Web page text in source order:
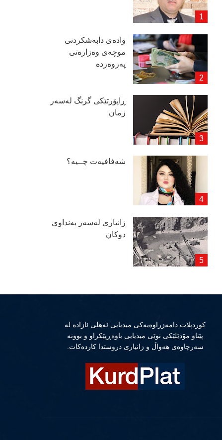
وادەی دابەشكردنی
موچەی وەزارەتی
پەروەردە
ڕاپۆرتێكی گرنگ لەسەر
زمان
شەفافیەت چــیە؟
زانیاری لەسەر بەنداوی
دوكان
كوردپلات دامەزراوەیەكی میدیایی ئەهلی ئازادە لە
پێناو مۆدێلێكی نوێی میدیایی باوەڕپێكراو و بوونە
سەرچاوەی هەواڵ و زانیاری دروستدا كاردەكات.